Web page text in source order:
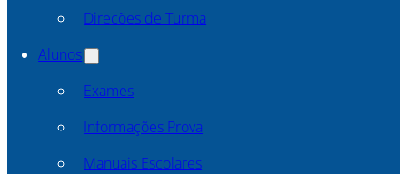
Direcões de Turma
Alunos
Exames
Informações Prova
Manuais Escolares